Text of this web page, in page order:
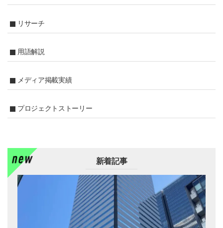
リサーチ
用語解説
メディア掲載実績
プロジェクトストーリー
新着記事